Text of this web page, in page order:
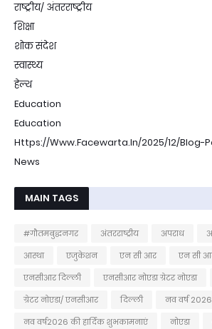
राष्ट्रीय/ अंतरराष्ट्रीय
शिक्षा
शोक संदेश
स्वास्थ्य
हेल्थ
Education
Education
Https://www.facewarta.in/2025/12/blog-
News
MAIN TAGS
#गौतमबुद्धनगर अंतरराष्ट्रीय अपराध
आस्था
एजुकेशन एन सी आर एन सी
एनसीआर दिल्ली
एनसीआर नोएडा ग्रेटर नोएडा
ग्रेटर नोएडा/ एनसीआर
दिल्ली
नव वर्ष
नव वर्ष2026 की हार्दिक शुभकामनाएं
नोएडा